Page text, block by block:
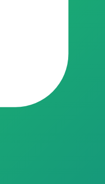
atualizadas todos os dias
a pena 📢 Ative as